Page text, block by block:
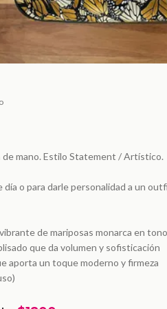
de mano. Estilo Statement / Artístico.
día o para darle personalidad a un
de mariposas monarca en
que da volumen y sofisticación
aporta un toque moderno y firmeza